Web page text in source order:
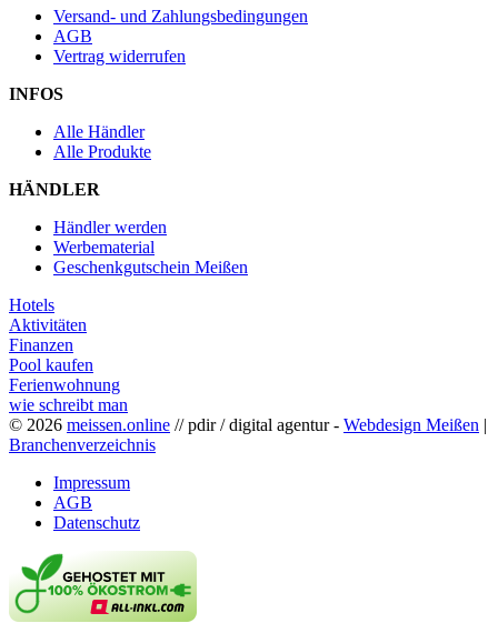
Versand- und Zahlungsbedingungen
AGB
Vertrag widerrufen
INFOS
Alle Händler
Alle Produkte
HÄNDLER
Händler werden
Werbematerial
Geschenkgutschein Meißen
Hotels
Aktivitäten
Finanzen
Pool kaufen
Ferienwohnung
wie schreibt man
© 2026 meissen.online // pdir / digital agentur - Webdesign Meißen |
Branchenverzeichnis
Impressum
AGB
Datenschutz